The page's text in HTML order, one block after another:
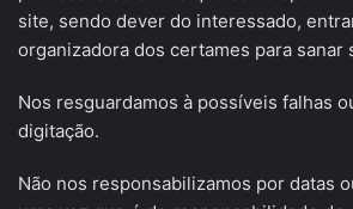
site, sendo dever do interessado,
organizadora dos certames para sanar
Nos resguardamos à possíveis falhas
digitação.
Não nos responsabilizamos por datas